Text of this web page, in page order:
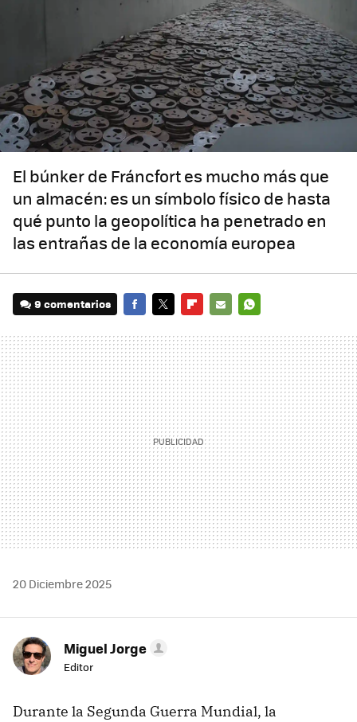
El búnker de Fráncfort es mucho más que
un almacén: es un símbolo físico de hasta
qué punto la geopolítica ha penetrado en
las entrañas de la economía europea
9 comentarios
MAIL
20 Diciembre 2025
Miguel Jorge
Editor
Durante la Segunda Guerra Mundial, la